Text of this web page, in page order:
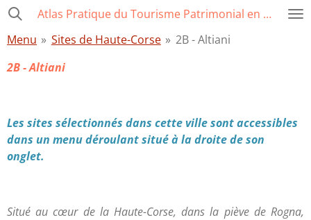
Passer
contenu
principal
Atlas Pratique du Tourisme Patrimonial en Corse
Menu » Sites de Haute-Corse » 2B - Altiani
2B - Altiani
Les sites sélectionnés dans cette ville sont accessibles
dans un menu déroulant situé à la droite de son
onglet.
Situé au cœur de la Haute-Corse, dans la piève de Rogna,